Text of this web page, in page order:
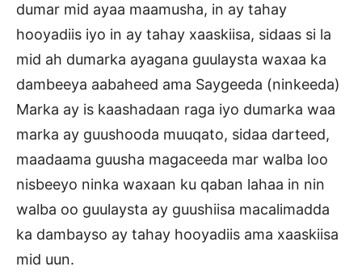
dumar mid ayaa maamusha, in ay tahay
hooyadiis iyo in ay tahay xaaskiisa, sidaas si la
mid ah dumarka ayagana guulaysta waxaa ka
dambeeya aabaheed ama Saygeeda (ninkeeda)
Marka ay is kaashadaan raga iyo dumarka waa
marka ay guushooda muuqato, sidaa darteed,
maadaama guusha magaceeda mar walba loo
nisbeeyo ninka waxaan ku qaban lahaa in nin
walba oo guulaysta ay guushiisa macalimadda
ka dambayso ay tahay hooyadiis ama xaaskiisa
mid uun.